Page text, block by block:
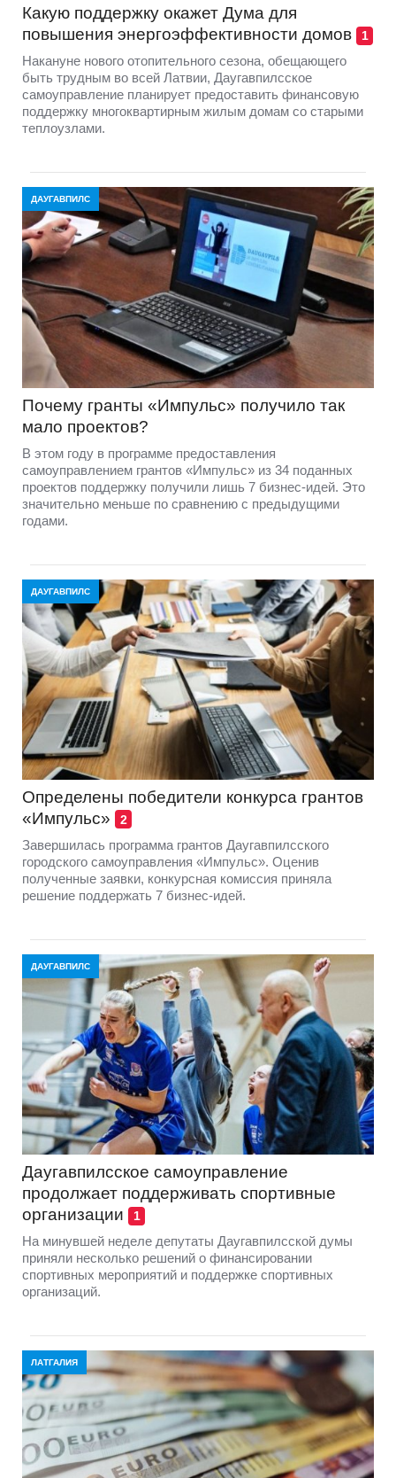
Какую поддержку окажет Дума для
повышения энергоэффективности домов
1
Накануне нового отопительного сезона, обещающего
быть трудным во всей Латвии, Даугавпилсское
самоуправление планирует предоставить финансовую
поддержку многоквартирным жилым домам со старыми
теплоузлами.
ДАУГАВПИЛС
Почему гранты «Импульс» получило так
мало проектов?
В этом году в программе предоставления
самоуправлением грантов «Импульс» из 34 поданных
проектов поддержку получили лишь 7 бизнес-идей. Это
значительно меньше по сравнению с предыдущими
годами.
ДАУГАВПИЛС
Определены победители конкурса грантов
«Импульс»
2
Завершилась программа грантов Даугавпилсского
городского самоуправления «Импульс». Оценив
полученные заявки, конкурсная комиссия приняла
решение поддержать 7 бизнес-идей.
ДАУГАВПИЛС
Даугавпилсское самоуправление
продолжает поддерживать спортивные
организации
1
На минувшей неделе депутаты Даугавпилсской думы
приняли несколько решений о финансировании
спортивных мероприятий и поддержке спортивных
организаций.
ЛАТГАЛИЯ